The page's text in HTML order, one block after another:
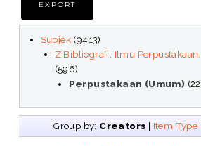
Subjek (9413)
Z Bibliografi. Ilmu
(596)
Perpustakaan (Umum)
Group by: Creators | Item Type